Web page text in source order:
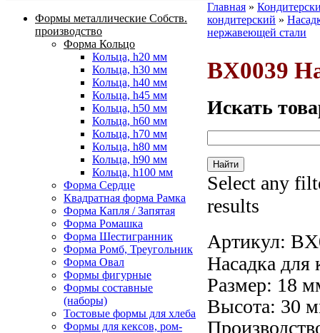
Формы металлические Собств.
производство
Форма Кольцо
Кольца, h20 мм
Кольца, h30 мм
Кольца, h40 мм
Кольца, h45 мм
Кольца, h50 мм
Кольца, h60 мм
Кольца, h70 мм
Кольца, h80 мм
Кольца, h90 мм
Кольца, h100 мм
Форма Сердце
Квадратная форма Рамка
Форма Капля / Запятая
Форма Ромашка
Форма Шестигранник
Форма Ромб, Треугольник
Форма Овал
Формы фигурные
Формы составные
(наборы)
Тостовые формы для хлеба
Формы для кексов, ром-
Вы здесь
Главная »
кондитерский »
нержавеющей стали
BX0039
Искать
Select any
results
Артикул:
Насадка для
Размер: 18
Высота: 30